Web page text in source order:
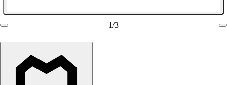
1/3